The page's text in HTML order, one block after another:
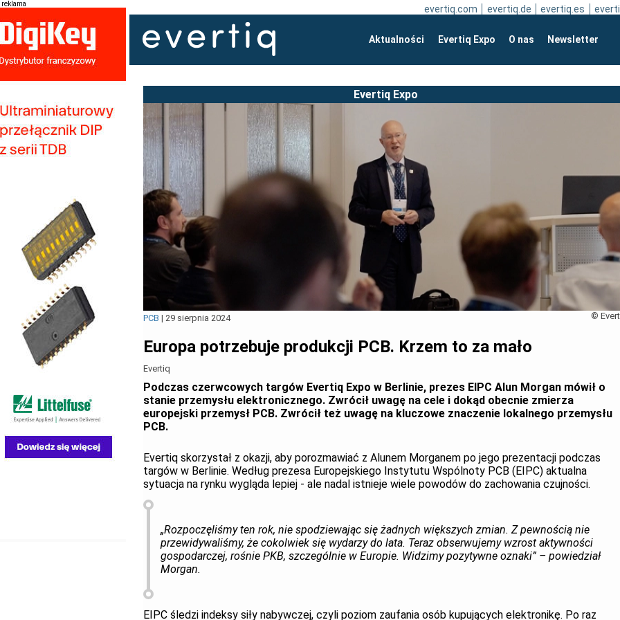
reklama evertiq.com evertiq.de evertiq.es
Aktualności Evertiq Expo O nas Newsletter
©
PCB | 29 sierpnia 2024
Europa potrzebuje produkcji PCB. Krzem to za mało
Evertiq
Podczas czerwcowych targów Evertiq Expo w Berlinie, prezes EIPC Alun Morgan mówił o
stanie przemysłu elektronicznego. Zwrócił uwagę na cele i dokąd obecnie zmierza
europejski przemysł PCB. Zwrócił też uwagę na kluczowe znaczenie lokalnego przemysłu
PCB.
Evertiq skorzystał z okazji, aby porozmawiać z Alunem Morganem po jego prezentacji podczas
targów w Berlinie. Według prezesa Europejskiego Instytutu Wspólnoty PCB (EIPC) aktualna
sytuacja na rynku wygląda lepiej - ale nadal istnieje wiele powodów do zachowania czujności.
„Rozpoczęliśmy ten rok, nie spodziewając się żadnych większych zmian. Z pewnością nie
przewidywaliśmy, że cokolwiek się wydarzy do lata. Teraz obserwujemy wzrost aktywności
gospodarczej, rośnie PKB, szczególnie w Europie. Widzimy pozytywne oznaki” – powiedział
Morgan.
EIPC śledzi indeksy siły nabywczej, czyli poziom zaufania osób kupujących elektronikę. Po raz